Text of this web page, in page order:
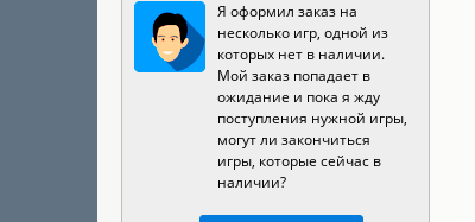
Я оформил заказ на
несколько игр, одной из
которых нет в наличии.
Мой заказ попадает в
ожидание и пока я жду
поступления нужной игры,
могут ли закончиться
игры, которые сейчас в
наличии?